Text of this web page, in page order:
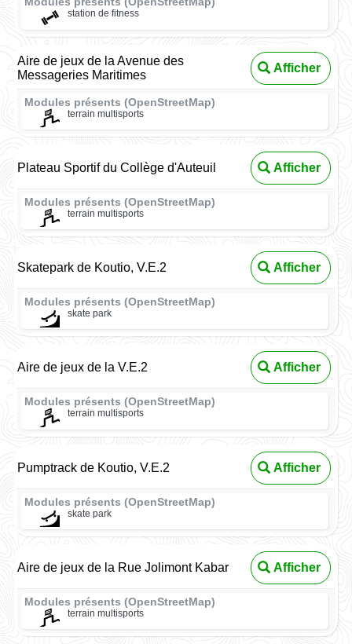
station de fitness
Aire de jeux de la Avenue des
Messageries Maritimes
Afficher
Modules présents (OpenStreetMap)
terrain multisports
Plateau Sportif du Collège d'Auteuil Afficher
Modules présents (OpenStreetMap)
terrain multisports
Skatepark de Koutio, V.E.2 Afficher
Modules présents (OpenStreetMap)
skate park
Aire de jeux de la V.E.2 Afficher
Modules présents (OpenStreetMap)
terrain multisports
Pumptrack de Koutio, V.E.2 Afficher
Modules présents (OpenStreetMap)
skate park
Aire de jeux de la Rue Jolimont Kabar Afficher
Modules présents (OpenStreetMap)
terrain multisports